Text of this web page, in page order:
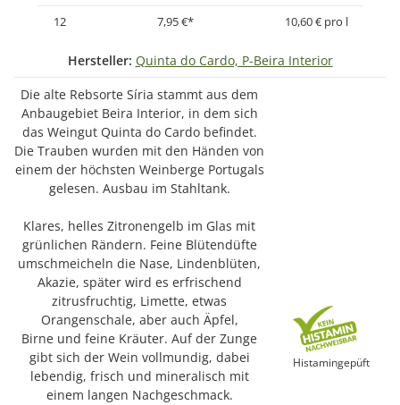
12
7,95 €* 10,60 € pro l
Hersteller: Quinta do Cardo, P-Beira Interior
Die alte Rebsorte Síria stammt aus dem
Anbaugebiet Beira Interior, in dem sich
das Weingut Quinta do Cardo befindet.
Die Trauben wurden mit den Händen von
einem der höchsten Weinberge Portugals
gelesen. Ausbau im Stahltank.
Klares, helles Zitronengelb im Glas mit
grünlichen Rändern. Feine Blütendüfte
umschmeicheln die Nase, Lindenblüten,
Akazie, später wird es erfrischend
zitrusfruchtig, Limette, etwas
Orangenschale, aber auch Äpfel,
Birne und feine Kräuter. Auf der Zunge
gibt sich der Wein vollmundig, dabei
lebendig, frisch und mineralisch mit
einem langen Nachgeschmack.
Histamingepüft